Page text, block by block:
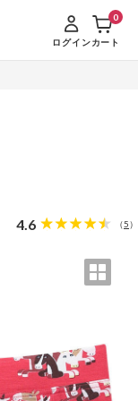
ログインカート
0
4.6 （5）